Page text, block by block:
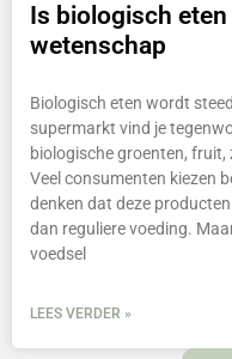
Is biologisch
wetenschap
Biologisch eten wordt
supermarkt vind je
biologische groenten, fruit,
Veel consumenten kiezen
denken dat deze
dan reguliere voeding.
voedsel
LEES VERDER »